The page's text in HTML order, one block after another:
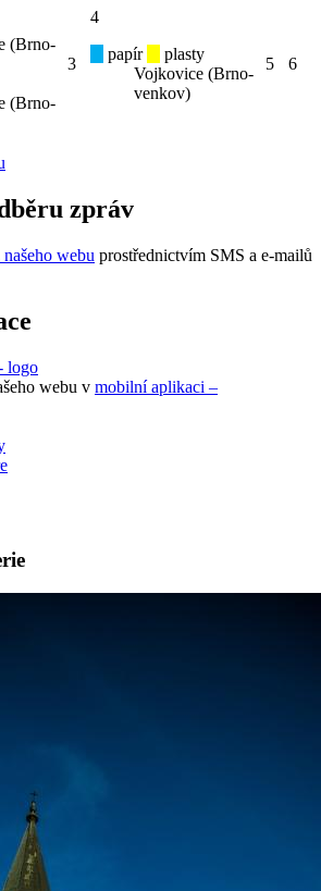
(Brno-
(Brno-
3
4
papír
plasty
Vojkovice (Brno-
venkov)
5 6
zpráv
webu prostřednictvím SMS a e-mailů
webu v mobilní aplikaci –